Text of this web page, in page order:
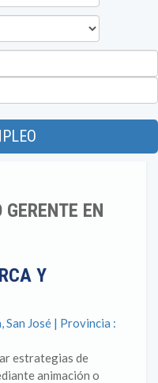
EN
Y
San José | Provincia :
estrategias de
animación o